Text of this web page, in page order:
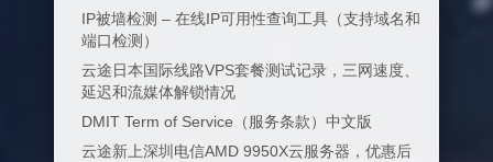
IP被墙检测 – 在线IP可用性查询工具（支持域名和
端口检测）
云途日本国际线路VPS套餐测试记录，三网速度、
延迟和流媒体解锁情况
DMIT Term of Service（服务条款）中文版
云途新上深圳电信AMD 9950X云服务器，优惠后